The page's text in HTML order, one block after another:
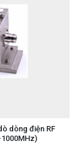
dòng điện RF
1000MHz)